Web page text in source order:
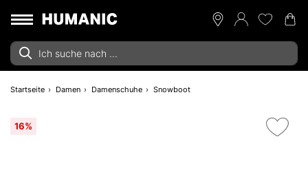
Startseite Damen Damenschuhe Snowboot
16%